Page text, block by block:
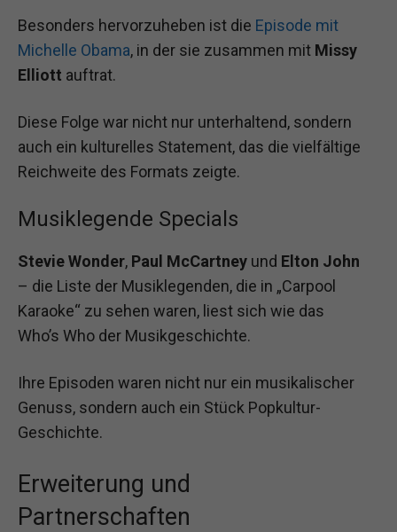
Besonders hervorzuheben ist die Episode mit
Michelle Obama, in der sie zusammen mit Missy
Elliott auftrat.
Diese Folge war nicht nur unterhaltend, sondern
auch ein kulturelles Statement, das die vielfältige
Reichweite des Formats zeigte.
Musiklegende Specials
Stevie Wonder, Paul McCartney und Elton John
– die Liste der Musiklegenden, die in „Carpool
Karaoke“ zu sehen waren, liest sich wie das
Who’s Who der Musikgeschichte.
Ihre Episoden waren nicht nur ein musikalischer
Genuss, sondern auch ein Stück Popkultur-
Geschichte.
Erweiterung und
Partnerschaften